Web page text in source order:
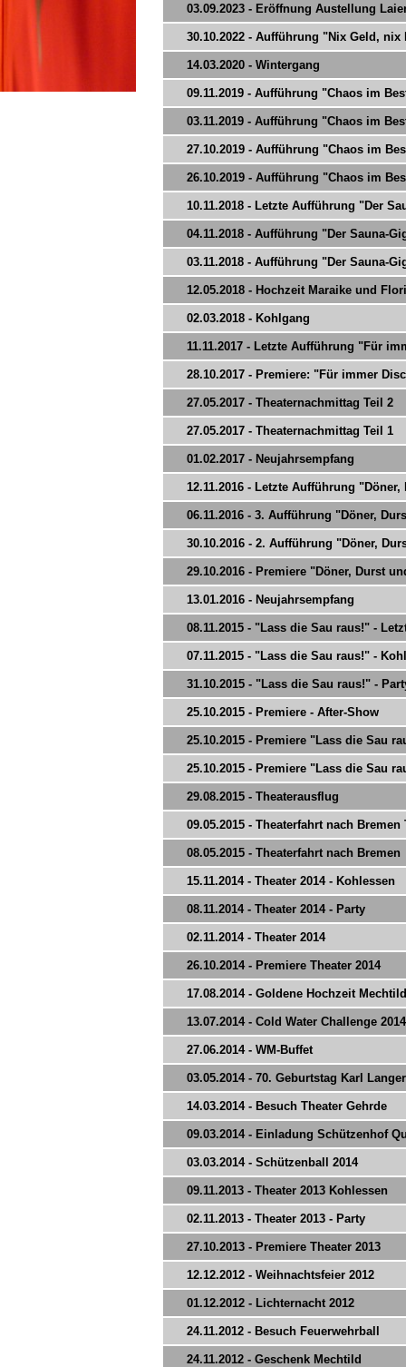
03.09.2023 - Eröffnung Austellung
30.10.2022 - Aufführung "Nix Geld,
14.03.2020 - Wintergang
09.11.2019 - Aufführung "Chaos im
03.11.2019 - Aufführung "Chaos im
27.10.2019 - Aufführung "Chaos im
26.10.2019 - Aufführung "Chaos im
10.11.2018 - Letzte Aufführung "Der
04.11.2018 - Aufführung "Der Sauna-
03.11.2018 - Aufführung "Der Sauna-
12.05.2018 - Hochzeit Maraike und
02.03.2018 - Kohlgang
11.11.2017 - Letzte Aufführung "Für
28.10.2017 - Premiere: "Für immer
27.05.2017 - Theaternachmittag Teil 2
27.05.2017 - Theaternachmittag Teil 1
01.02.2017 - Neujahrsempfang
12.11.2016 - Letzte Aufführung
06.11.2016 - 3. Aufführung "Döner,
30.10.2016 - 2. Aufführung "Döner,
29.10.2016 - Premiere "Döner, Durst
13.01.2016 - Neujahrsempfang
08.11.2015 - "Lass die Sau raus!" -
07.11.2015 - "Lass die Sau raus!" -
31.10.2015 - "Lass die Sau raus!" -
25.10.2015 - Premiere - After-Show
25.10.2015 - Premiere "Lass die Sau
25.10.2015 - Premiere "Lass die Sau
29.08.2015 - Theaterausflug
09.05.2015 - Theaterfahrt nach Bremen
08.05.2015 - Theaterfahrt nach Bremen
15.11.2014 - Theater 2014 - Kohlessen
08.11.2014 - Theater 2014 - Party
02.11.2014 - Theater 2014
26.10.2014 - Premiere Theater 2014
17.08.2014 - Goldene Hochzeit
13.07.2014 - Cold Water Challenge 2014
27.06.2014 - WM-Buffet
03.05.2014 - 70. Geburtstag Karl Langer
14.03.2014 - Besuch Theater Gehrde
09.03.2014 - Einladung Schützenhof
03.03.2014 - Schützenball 2014
09.11.2013 - Theater 2013 Kohlessen
02.11.2013 - Theater 2013 - Party
27.10.2013 - Premiere Theater 2013
12.12.2012 - Weihnachtsfeier 2012
01.12.2012 - Lichternacht 2012
24.11.2012 - Besuch Feuerwehrball
24.11.2012 - Geschenk Mechtild